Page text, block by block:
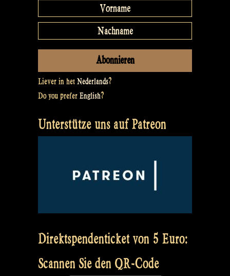
Liever in het Nederlands?
Do you prefer English?
Unterstütze uns auf Patreon
Direktspendenticket von 5 Euro:
Scannen Sie den QR-Code